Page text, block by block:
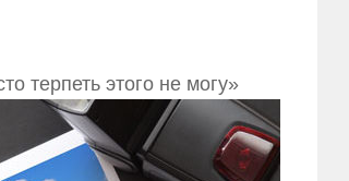
терпеть этого не могу»